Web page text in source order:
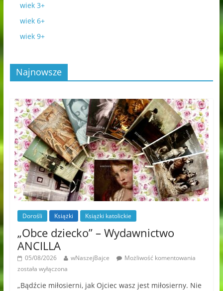
wiek 3+
wiek 6+
wiek 9+
Najnowsze
Dorośli Książki Książki katolickie
„Obce dziecko” – Wydawnictwo
ANCILLA
05/08/2026 wNaszejBajce
Możliwość komentowania
została wyłączona
„Bądźcie miłosierni, jak Ojciec wasz jest miłosierny. Nie